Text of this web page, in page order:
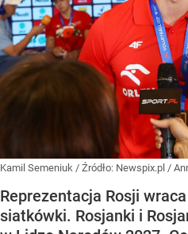
Kamil Semeniuk / Źródło: Newspix.pl /
Reprezentacja Rosji
siatkówki. Rosjanki i